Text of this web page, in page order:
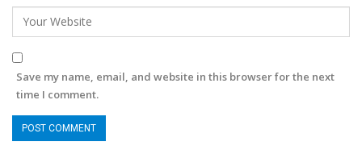
Save my name, email, and website in this browser for the next
time I comment.